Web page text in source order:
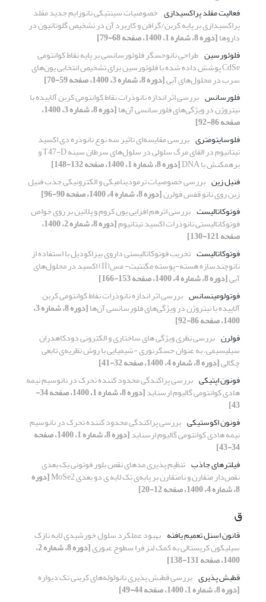
فعالیت مقلد پراکسیدازی خصوصیات سینتیکی نانوزایم جدید مقلد
پراکسیدازی بر پایه کربن/گرافن و کاربرد آن در تشخیص گلوتاتیون در
داروها[دوره 8، شماره 1، 1400، صفحه 68-79]
فلوئورسین طراحی نانوحسگر فلوئورسانسی بر پایه نقاط کوانتومی
CdSe پوشش داده شده با فلوئورسین برای تشخیص انتخابی یون‌های
سرب در محلول‌های آبی[دوره 8، شماره 3، 1400، صفحه 59-70]
فلورسانس بررسی اثر اندازه‌ نانوذرات نقاط کوانتومی کربن آلاییده با
نیتروژن در ویژگی‌های فلورسانسی آن‌ها [دوره 8، شماره 3، 1400،
صفحه 86-92]
فلوسایتومتری بررسی مقایسه‌ای تاثیر سه نوع نانوذره دی اکسید
تیتانیوم در القای مرگ سلولی در سلول‌های سرطان سینه T47-D و
برهمکنش با DNA
[دوره 8، شماره 1، 1400، صفحه 132-148]
فنیل زین بررسی خصوصیات ترمودینامیکی و الکترونیکی جذب فنیل
زین روی نانو قفس فولرن[دوره 8، شماره 4، 1400، صفحه 90-96]
فوتوکاتالیست بررسی اثرهم افزایی یون کروم و پلاتین بر روی خواص
فوتوکاتالیستی نانوذرات اکسید تیتانیوم [دوره 8، شماره 2، 1400،
صفحه 121-130]
فوتوکاتالیست تخریب فوتوکاتالیستی داروی بیزاکودیل با استفاده از
نانوچندسازه هسته-پوسته مگنتیت- مس(II) اکسید در محلول‌های
آبی[دوره 8، شماره 4، 1400، صفحه 153-166]
فوتولومینسانس بررسی اثر اندازه‌ نانوذرات نقاط کوانتومی کربن
آلاییده با نیتروژن در ویژگی‌های فلورسانسی آن‌ها [دوره 8، شماره 3،
1400، صفحه 86-92]
فولرن بررسی نظری ویژگی های ساختاری و الکترونی دودکاهدران
سیلیسیمی، به عنوان حسگرنوری -شیمیایی با روش نظریه‌ی تابعی
چگالی[دوره 8، شماره 4، 1400، صفحه 32-41]
فونون اپتیکی بررسی پراکندگی محدود کننده تحرک در نانوسیم نیمه
هادی کوانتومی گالیوم ارسناید [دوره 8، شماره 1، 1400، صفحه 34-
43]
فونون اکوستیکی بررسی پراکندگی محدود کننده تحرک در نانوسیم
نیمه هادی کوانتومی گالیوم ارسناید [دوره 8، شماره 1، 1400، صفحه
34-43]
فیلترهای جاذب تنظیم پذیری مدهای نقص بلور فوتونی یک بعدی
نقص‌دار متقارن و نامتقارن بر پایه‌ی تک لایه ی دو بعدی MoSe2 [دوره
8، شماره 4، 1400، صفحه 12-20]
ق
قانون اسنل تعمیم یافته بهبود عملکرد سلول خورشیدی لایه نازک
سیلیکون کریستالی به کمک لنز فرا سطوح عبوری [دوره 8، شماره 2،
1400، صفحه 131-138]
قطبش پذیری بررسی قطبش پذیری نانولوله‌های کربنی تک دیواره
[دوره 8، شماره 1، 1400، صفحه 44-49]